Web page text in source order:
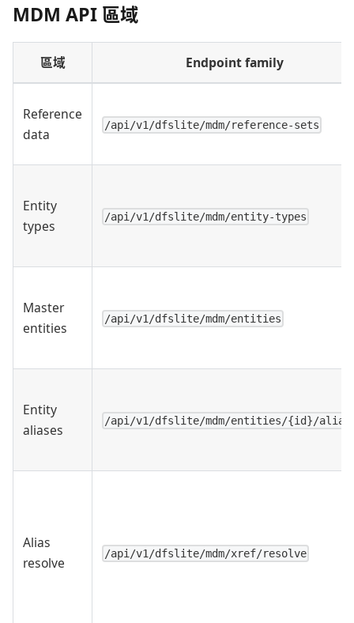
MDM API 區域
區域 Endpoint family
Reference
data
/api/v1/dfslite/mdm/reference-sets
Entity
types
/api/v1/dfslite/mdm/entity-types
Master
entities
/api/v1/dfslite/mdm/entities
Entity
aliases
/api/v1/dfslite/mdm/entities/{id}/
Alias
resolve
/api/v1/dfslite/mdm/xref/resolve